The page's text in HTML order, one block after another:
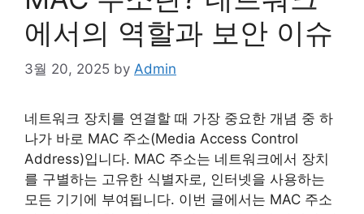
에서의 역할과 보안 이슈
3월 20, 2025 by Admin
네트워크 장치를 연결할 때 가장 중요한 개념 중 하
나가 바로 MAC 주소(Media Access Control
Address)입니다. MAC 주소는 네트워크에서 장치
를 구별하는 고유한 식별자로, 인터넷을 사용하는
모든 기기에 부여됩니다. 이번 글에서는 MAC 주소